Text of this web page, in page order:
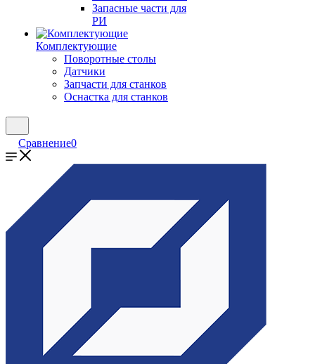
Запасные части для
РИ
Комплектующие
Поворотные столы
Датчики
Запчасти для станков
Оснастка для станков
Сравнение0